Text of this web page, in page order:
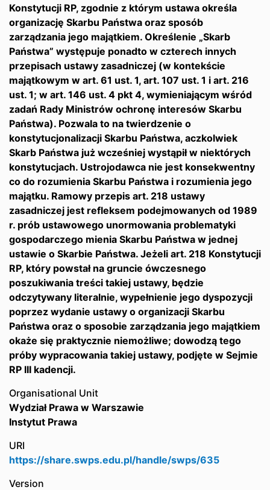
Konstytucji RP, zgodnie z którym ustawa określa
organizację Skarbu Państwa oraz sposób
zarządzania jego majątkiem. Określenie „Skarb
Państwa” występuje ponadto w czterech innych
przepisach ustawy zasadniczej (w kontekście
majątkowym w art. 61 ust. 1, art. 107 ust. 1 i art. 216
ust. 1; w art. 146 ust. 4 pkt 4, wymieniającym wśród
zadań Rady Ministrów ochronę interesów Skarbu
Państwa). Pozwala to na twierdzenie o
konstytucjonalizacji Skarbu Państwa, aczkolwiek
Skarb Państwa już wcześniej wystąpił w niektórych
konstytucjach. Ustrojodawca nie jest konsekwentny
co do rozumienia Skarbu Państwa i rozumienia jego
majątku. Ramowy przepis art. 218 ustawy
zasadniczej jest refleksem podejmowanych od 1989
r. prób ustawowego unormowania problematyki
gospodarczego mienia Skarbu Państwa w jednej
ustawie o Skarbie Państwa. Jeżeli art. 218 Konstytucji
RP, który powstał na gruncie ówczesnego
poszukiwania treści takiej ustawy, będzie
odczytywany literalnie, wypełnienie jego dyspozycji
poprzez wydanie ustawy o organizacji Skarbu
Państwa oraz o sposobie zarządzania jego majątkiem
okaże się praktycznie niemożliwe; dowodzą tego
próby wypracowania takiej ustawy, podjęte w Sejmie
RP III kadencji.
Organisational Unit
Wydział Prawa w Warszawie
Instytut Prawa
URI
https://share.swps.edu.pl/handle/swps/635
Version